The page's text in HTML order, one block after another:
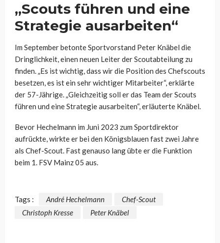
„Scouts führen und eine
Strategie ausarbeiten“
Im September betonte Sportvorstand Peter Knäbel die
Dringlichkeit, einen neuen Leiter der Scoutabteilung zu
finden. „Es ist wichtig, dass wir die Position des Chefscouts
besetzen, es ist ein sehr wichtiger Mitarbeiter“, erklärte
der 57-Jährige. „Gleichzeitig soll er das Team der Scouts
führen und eine Strategie ausarbeiten“, erläuterte Knäbel.
Bevor Hechelmann im Juni 2023 zum Sportdirektor
aufrückte, wirkte er bei den Königsblauen fast zwei Jahre
als Chef-Scout. Fast genauso lang übte er die Funktion
beim 1. FSV Mainz 05 aus.
Tags : André Hechelmann
Chef-Scout
Christoph Kresse
Peter Knäbel